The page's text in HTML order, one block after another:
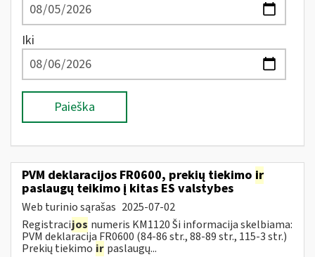
Iki
Paieška
PVM deklaracijos FR0600, prekių tiekimo ir
paslaugų teikimo į kitas ES valstybes
Web turinio sąrašas 2025-07-02
Registracijos numeris KM1120 Ši informacija skelbiama:
PVM deklaracija FR0600 (84-86 str., 88-89 str., 115-3 str.)
Prekių tiekimo ir paslaugų...